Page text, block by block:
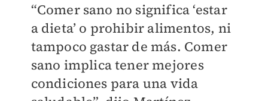
“Comer sano no significa ‘estar
a dieta’ o prohibir alimentos, ni
tampoco gastar de más. Comer
sano implica tener mejores
condiciones para una vida